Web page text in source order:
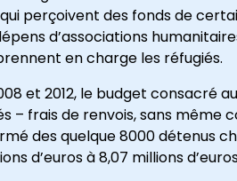
perçoivent des fonds de
d’associations
en charge les réfugiés.
et 2012, le budget consacré
– frais de renvois, sans même
des quelque 8000 détenus
d’euros à 8,07 millions